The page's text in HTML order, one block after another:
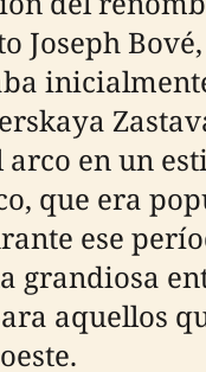
Joseph
arco en un
que era
ese
grandiosa
aquellos